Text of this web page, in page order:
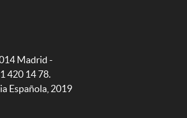
Madrid -
420 14 78.
Española, 2019